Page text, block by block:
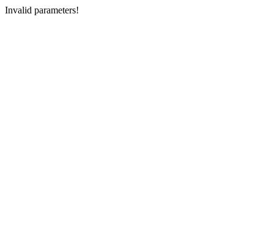
Invalid parameters!